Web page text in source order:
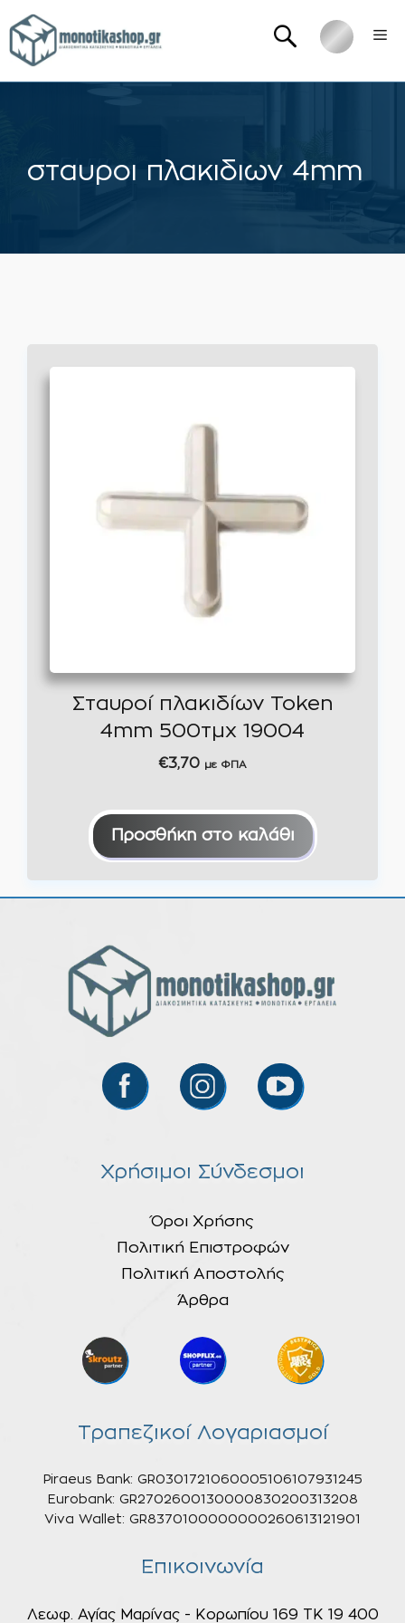
Μετάβαση
σε
περιεχόμενο
σταυροι πλακιδιων 4mm
Σταυροί πλακιδίων Token
4mm 500τμχ 19004
€3,70 με ΦΠΑ
Προσθήκη στο καλάθι
Χρήσιμοι Σύνδεσμοι
Όροι Χρήσης
Πολιτική Επιστροφών
Πολιτική Αποστολής
Άρθρα
Τραπεζικοί Λογαριασμοί
Piraeus Bank: GR0301721060005106107931245
Eurobank: GR2702600130000830200313208
Viva Wallet: GR8370100000000260613121901
Επικοινωνία
Λεωφ. Αγίας Μαρίνας - Κορωπίου 169 ΤΚ 19 400